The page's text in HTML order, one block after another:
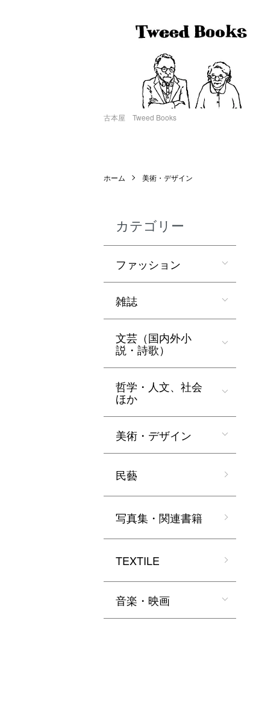
古本屋 Tweed Books
ホーム 美術・デザイン
カテゴリー
ファッション
雑誌
文芸（国内外小
説・詩歌）
哲学・人文、社会
ほか
美術・デザイン
民藝
写真集・関連書籍
TEXTILE
音楽・映画